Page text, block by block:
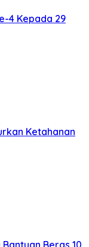
4 Kepada 29
Ketahanan